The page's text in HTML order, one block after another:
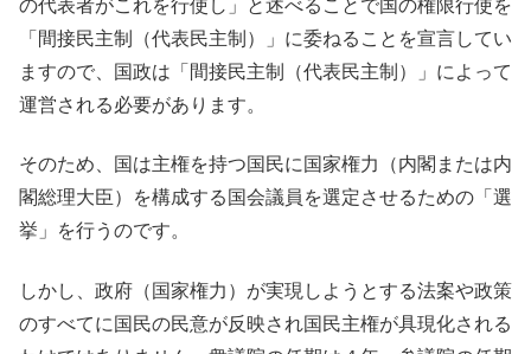
の代表者がこれを行使し」と述べることで国の権限行使を
「間接民主制（代表民主制）」に委ねることを宣言してい
ますので、国政は「間接民主制（代表民主制）」によって
運営される必要があります。
そのため、国は主権を持つ国民に国家権力（内閣または内
閣総理大臣）を構成する国会議員を選定させるための「選
挙」を行うのです。
しかし、政府（国家権力）が実現しようとする法案や政策
のすべてに国民の民意が反映され国民主権が具現化される